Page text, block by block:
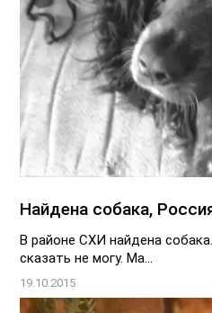
Найдена собака,
В районе СХИ найдена
сказать не могу. Ма...
19.10.2015